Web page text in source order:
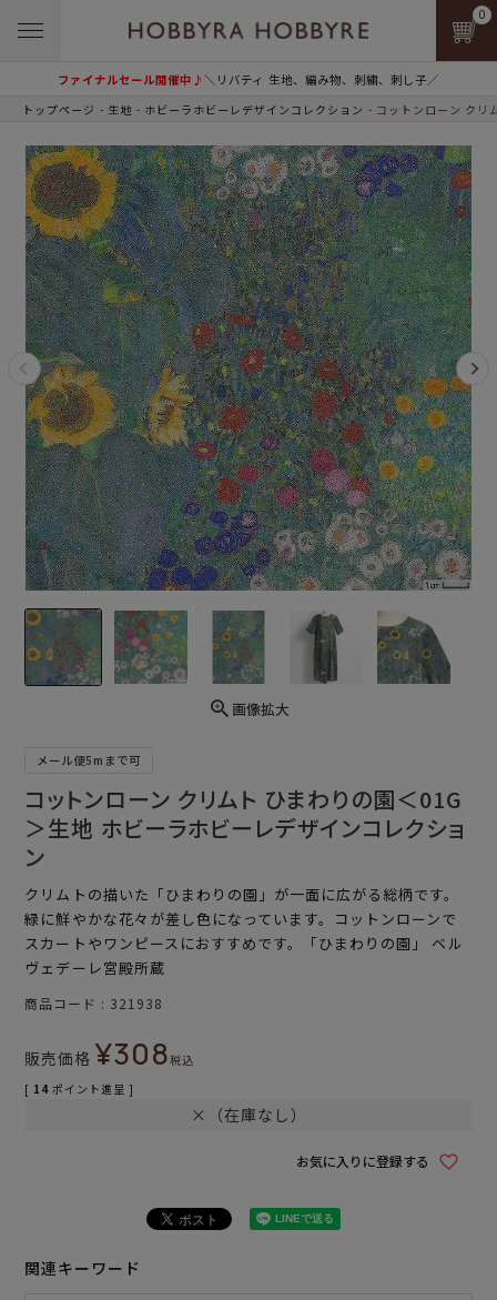
ファイナルセール開催中♪＼リバティ 生地、編み物、刺繍、刺し子／
0
トップページ 生地 ホビーラホビーレデザインコレクション コットンローン クリ
画像拡大
メール便5mまで可
コットンローン クリムト ひまわりの園＜01G
＞生地 ホビーラホビーレデザインコレクショ
ン
クリムトの描いた「ひまわりの園」が一面に広がる総柄です。
緑に鮮やかな花々が差し色になっています。コットンローンで
スカートやワンピースにおすすめです。「ひまわりの園」 ベル
ヴェデーレ宮殿所蔵
商品コード 321938
販売価格 ¥308税込
[ 14 ポイント進呈 ]
×（在庫なし）
お気に入りに登録する
関連キーワード